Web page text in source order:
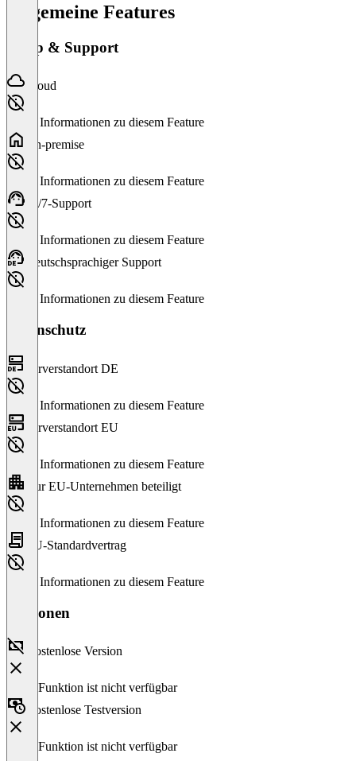
Allgemeine Features
Setup & Support
Cloud
Keine Informationen zu diesem Feature
On-premise
Keine Informationen zu diesem Feature
24/7-Support
Keine Informationen zu diesem Feature
Deutschsprachiger Support
Keine Informationen zu diesem Feature
Datenschutz
Serverstandort DE
Keine Informationen zu diesem Feature
Serverstandort EU
Keine Informationen zu diesem Feature
Nur EU-Unternehmen beteiligt
Keine Informationen zu diesem Feature
EU-Standardvertrag
Keine Informationen zu diesem Feature
Versionen
Kostenlose Version
Diese Funktion ist nicht verfügbar
Kostenlose Testversion
Diese Funktion ist nicht verfügbar